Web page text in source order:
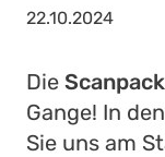
22.10.2024
Die
Gange! In
Sie uns am